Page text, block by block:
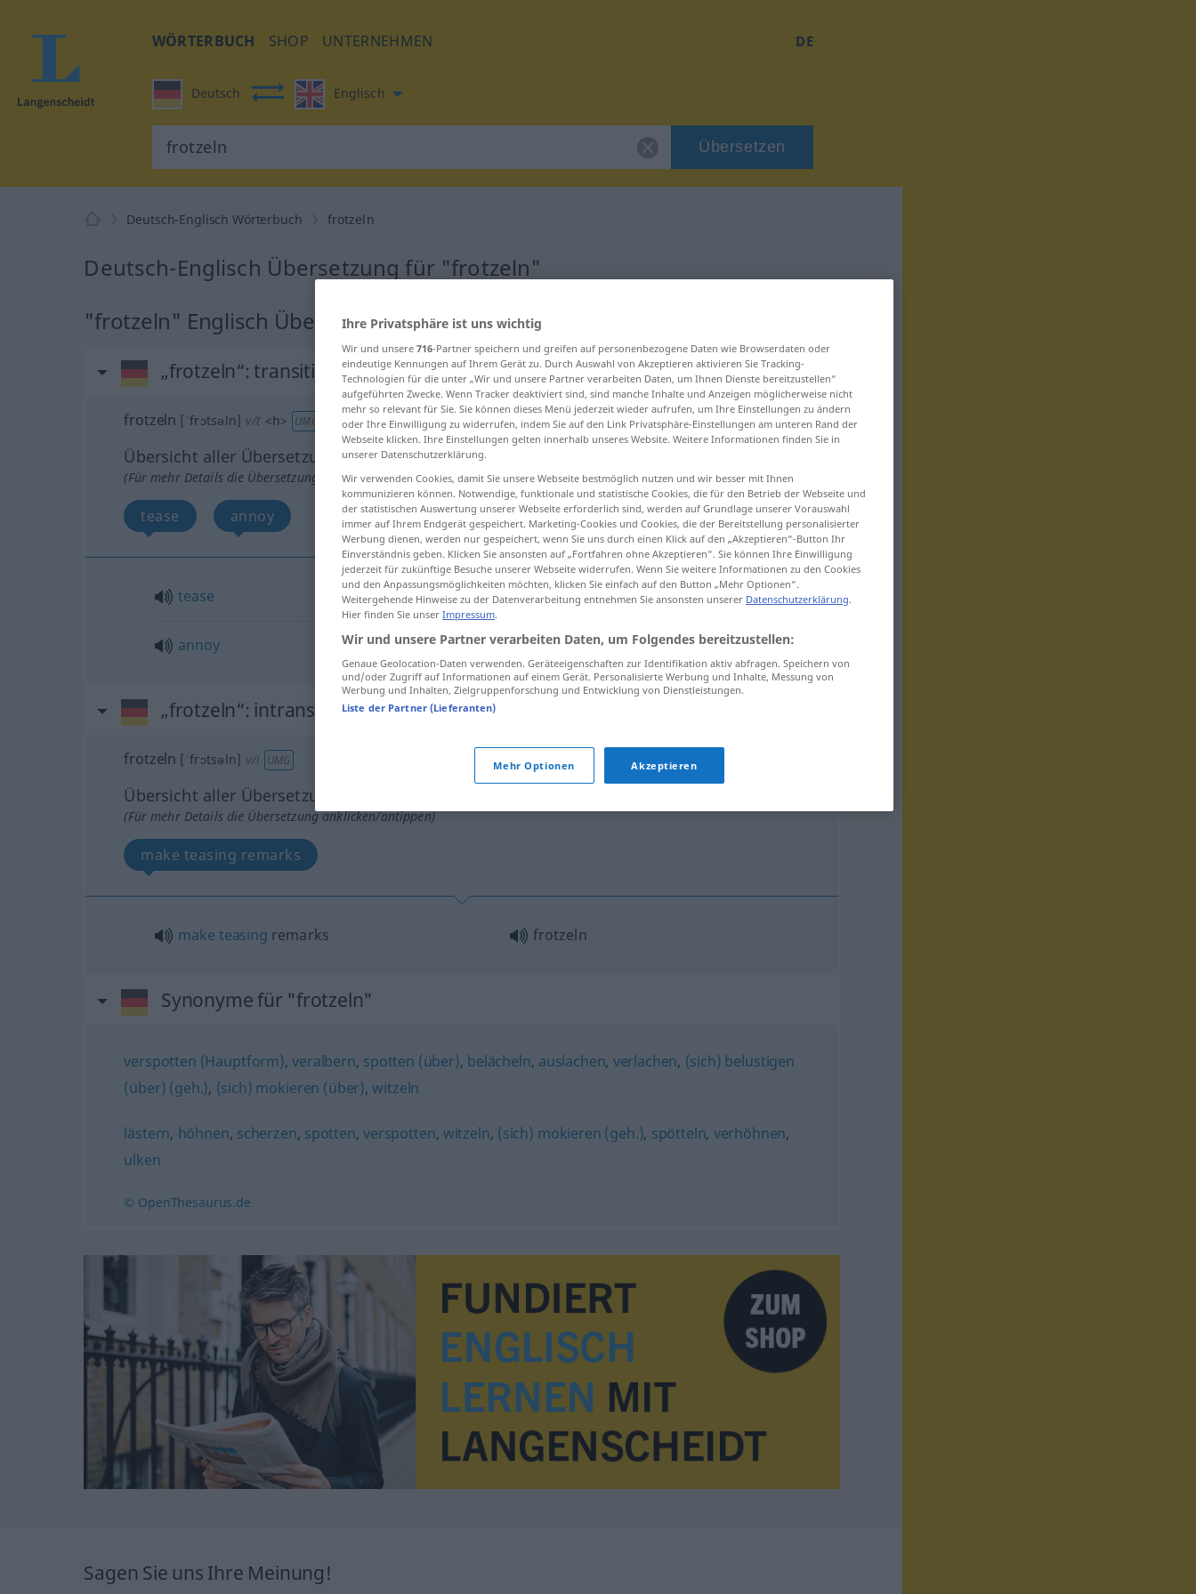
WÖRTERBUCH SHOP UNTERNEHMEN DE
Deutsch Englisch
Übersetzen
Deutsch-Englisch Wörterbuch frotzeln
Deutsch-Englisch Übersetzung für "frotzeln"
"frotzeln" Englisch Übersetzung
„frotzeln“: transitives Verb
frotzeln [ˈfrɔtsəln] v/t <h> UMG
Übersicht aller Übersetzungen
(Für mehr Details die Übersetzung anklicken/antippen)
tease annoy
tease frotzelnnecken
annoy frotzelnärgern
„frotzeln“: intransitives Verb
frotzeln [ˈfrɔtsəln] v/i UMG
Übersicht aller Übersetzungen
(Für mehr Details die Übersetzung anklicken/antippen)
make teasing remarks
make teasing remarks frotzeln
Synonyme für "frotzeln"
verspotten (Hauptform),veralbern, spotten (über), belächeln, auslachen, verlachen, (sich) belustigen
(über) (geh.), (sich) mokieren (über),witzeln
lästern, höhnen, scherzen, spotten,verspotten, witzeln, (sich) mokieren (geh.), spötteln, verhöhnen,
ulken
© OpenThesaurus.de
Sagen Sie uns Ihre Meinung!
Ihre Privatsphäre ist uns wichtig
Wir und unsere 716-Partner speichern und greifen auf personenbezogene Daten wie Browserdaten oder
eindeutige Kennungen auf Ihrem Gerät zu. Durch Auswahl von Akzeptieren aktivieren Sie Tracking-
Technologien für die unter „Wir und unsere Partner verarbeiten Daten, um Ihnen Dienste bereitzustellen“
aufgeführten Zwecke. Wenn Tracker deaktiviert sind, sind manche Inhalte und Anzeigen möglicherweise nicht
mehr so relevant für Sie. Sie können dieses Menü jederzeit wieder aufrufen, um Ihre Einstellungen zu ändern
oder Ihre Einwilligung zu widerrufen, indem Sie auf den Link Privatsphäre-Einstellungen am unteren Rand der
Webseite klicken. Ihre Einstellungen gelten innerhalb unseres Website. Weitere Informationen finden Sie in
unserer Datenschutzerklärung.
Wir verwenden Cookies, damit Sie unsere Webseite bestmöglich nutzen und wir besser mit Ihnen
kommunizieren können. Notwendige, funktionale und statistische Cookies, die für den Betrieb der Webseite und
der statistischen Auswertung unserer Webseite erforderlich sind, werden auf Grundlage unserer Vorauswahl
immer auf Ihrem Endgerät gespeichert. Marketing-Cookies und Cookies, die der Bereitstellung personalisierter
Werbung dienen, werden nur gespeichert, wenn Sie uns durch einen Klick auf den „Akzeptieren“-Button Ihr
Einverständnis geben. Klicken Sie ansonsten auf „Fortfahren ohne Akzeptieren“. Sie können Ihre Einwilligung
jederzeit für zukünftige Besuche unserer Webseite widerrufen. Wenn Sie weitere Informationen zu den Cookies
und den Anpassungsmöglichkeiten möchten, klicken Sie einfach auf den Button „Mehr Optionen“.
Weitergehende Hinweise zu der Datenverarbeitung entnehmen Sie ansonsten unserer Datenschutzerklärung.
Hier finden Sie unser Impressum.
Wir und unsere Partner verarbeiten Daten, um Folgendes bereitzustellen:
Genaue Geolocation-Daten verwenden. Geräteeigenschaften zur Identifikation aktiv abfragen. Speichern von
und/oder Zugriff auf Informationen auf einem Gerät. Personalisierte Werbung und Inhalte, Messung von
Werbung und Inhalten, Zielgruppenforschung und Entwicklung von Dienstleistungen.
Liste der Partner (Lieferanten)
Mehr Optionen Akzeptieren